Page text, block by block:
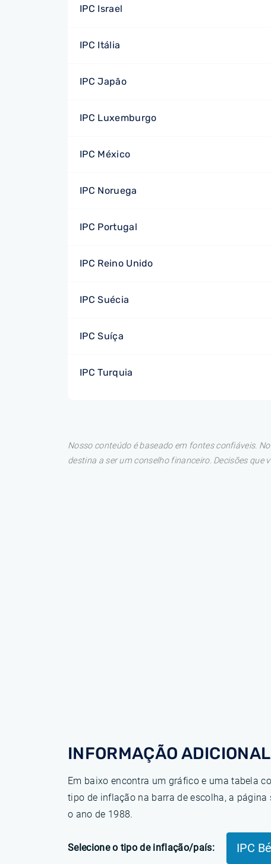
IPC Israel
IPC Itália
IPC Japão
IPC Luxemburgo
IPC México
IPC Noruega
IPC Portugal
IPC Reino Unido
IPC Suécia
IPC Suíça
IPC Turquia
Nosso conteúdo é baseado em fontes confiáveis.
destina a ser um conselho financeiro. Decisões
INFORMAÇÃO
Em baixo encontra um gráfico e uma tabela
tipo de inflação na barra de escolha, a
o ano de 1988.
Selecione o tipo de inflação/país: IPC